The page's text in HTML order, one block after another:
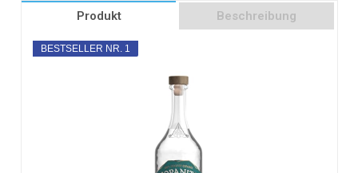
Produkt Beschreibung
BESTSELLER NR. 1